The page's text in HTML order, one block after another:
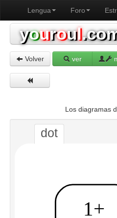
Lengua Foro
youroul
Volver ver
Los diagramas
dot